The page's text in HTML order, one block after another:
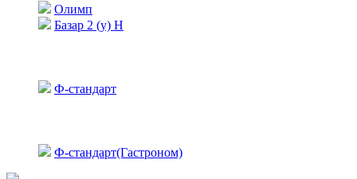
Олимп
Базар 2 (у) Н
Ф-стандарт
Ф-стандарт(Гастроном)